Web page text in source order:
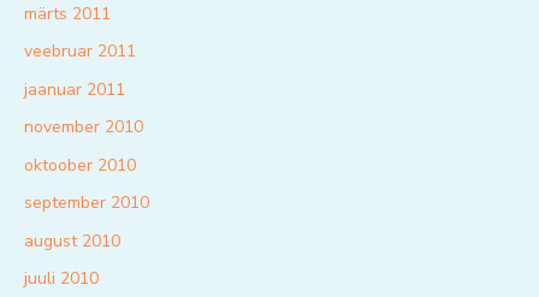
märts 2011
veebruar 2011
jaanuar 2011
november 2010
oktoober 2010
september 2010
august 2010
juuli 2010